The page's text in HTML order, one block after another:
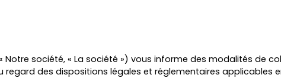
société, « La société ») vous informe des modalités de
des dispositions légales et réglementaires applicables